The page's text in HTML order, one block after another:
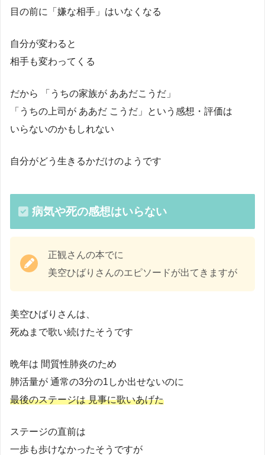
目の前に「嫌な相手」はいなくなる
自分が変わると
相手も変わってくる
だから 「うちの家族が ああだこうだ」
「うちの上司が ああだ こうだ」という感想・評価は
いらないのかもしれない
自分がどう生きるかだけのようです
病気や死の感想はいらない
正観さんの本でに
美空ひばりさんのエピソードが出てきますが
美空ひばりさんは、
死ぬまで歌い続けたそうです
晩年は 間質性肺炎のため
肺活量が 通常の3分の1しか出せないのに
最後のステージは 見事に歌いあげた
ステージの直前は
一歩も歩けなかったそうですが